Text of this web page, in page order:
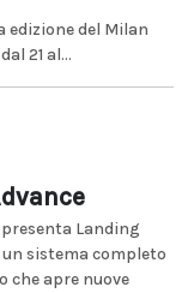
edizione del Milan
21 al...
Landing
un sistema completo
che apre nuove